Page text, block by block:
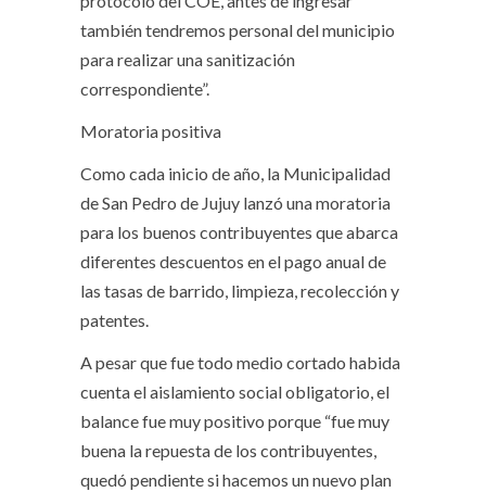
también tendremos personal del municipio
para realizar una sanitización
correspondiente”.
Moratoria positiva
Como cada inicio de año, la Municipalidad
de San Pedro de Jujuy lanzó una moratoria
para los buenos contribuyentes que abarca
diferentes descuentos en el pago anual de
las tasas de barrido, limpieza, recolección y
patentes.
A pesar que fue todo medio cortado habida
cuenta el aislamiento social obligatorio, el
balance fue muy positivo porque “fue muy
buena la repuesta de los contribuyentes,
quedó pendiente si hacemos un nuevo plan